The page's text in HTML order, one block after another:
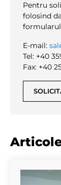
Pentru
folosind
E-mail:
Tel: +40
Fax: +40